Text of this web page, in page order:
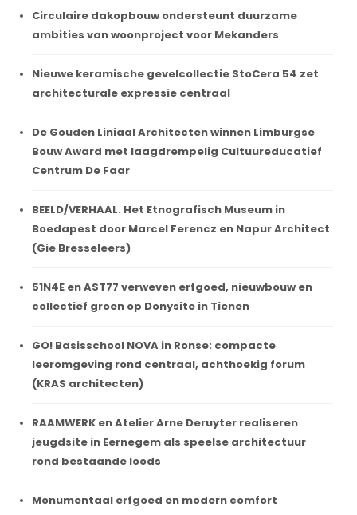
Circulaire dakopbouw ondersteunt duurzame
ambities van woonproject voor Mekanders
Nieuwe keramische gevelcollectie StoCera 54 zet
architecturale expressie centraal
De Gouden Liniaal Architecten winnen Limburgse
Bouw Award met laagdrempelig Cultuureducatief
Centrum De Faar
BEELD/VERHAAL. Het Etnografisch Museum in
Boedapest door Marcel Ferencz en Napur Architect
(Gie Bresseleers)
51N4E en AST77 verweven erfgoed, nieuwbouw en
collectief groen op Donysite in Tienen
GO! Basisschool NOVA in Ronse: compacte
leeromgeving rond centraal, achthoekig forum
(KRAS architecten)
RAAMWERK en Atelier Arne Deruyter realiseren
jeugdsite in Eernegem als speelse architectuur
rond bestaande loods
Monumentaal erfgoed en modern comfort